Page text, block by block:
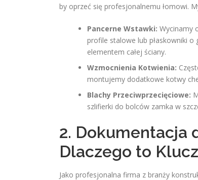
by oprzeć się profesjonalnemu łomowi.
Pancerne Wstawki: Wycinamy
profile stalowe lub płaskowniki o
elementem całej ściany.
Wzmocnienia Kotwienia:
montujemy dodatkowe kotwy
Blachy Przeciwprzecięciowe:
szlifierki do bolców zamka w
2. Dokumentacja
Dlaczego to
Jako profesjonalna firma z branży